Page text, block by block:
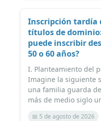
Inscripción tardía
títulos de
puede inscribir
50 o 60 años?
I. Planteamiento del
Imagine la siguiente
una familia guarda
más de medio siglo
📅 5 de agosto de 2026